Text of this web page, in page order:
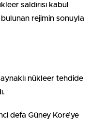
saldırısı kabul
rejimin sonuyla
nükleer tehdide
defa Güney Kore’ye